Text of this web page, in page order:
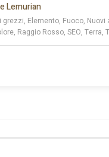
Lemurian
Elemento, Fuoco, Nuovi
Raggio Rosso, SEO, Terra,
CARRELLO